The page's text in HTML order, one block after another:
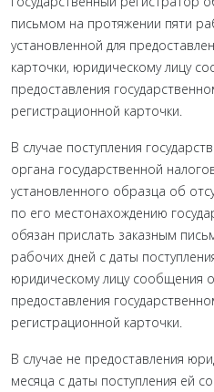
письмом на протяжении пяти
установленной для
карточки, юридическому лицу
предоставления
регистрационной карточки.
В случае поступления
органа государственной
установленного образца об
по его местонахождению
обязан прислать заказным
рабочих дней с даты
юридическому лицу сообщения
предоставления
регистрационной карточки.
В случае не предоставления
месяца с даты поступления ей